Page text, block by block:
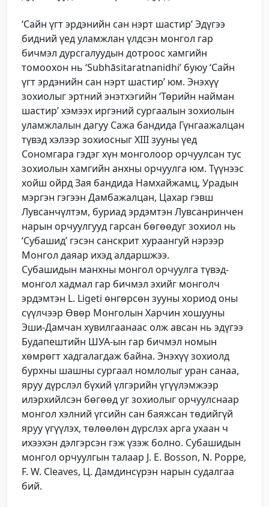
‘Сайн үгт эрдэнийн сан нэрт шастир’ Эдүгээ
бидний үед уламжлан үлдсэн монгол гар
бичмэл дурсгалуудын дотроос хамгийн
томоохон нь ‘Subhāsitaratnanidhi’ буюу ‘Сайн
үгт эрдэнийн сан нэрт шастир’ юм. Энэхүү
зохиолыг эртний энэтхэгийн ‘Төрийн найман
шастир’ хэмээх иргэний сургаалын зохиолын
уламжлалын дагуу Сажа бандида Гүнгаажалцан
түвэд хэлээр зохиосныг XIII зууны үед
Сономгара гэдэг хүн монголоор орчуулсан тус
зохиолын хамгийн анхны орчуулга юм. Түүнээс
хойш ойрд Зая бандида Намхайжамц, Урадын
мэргэн гэгээн Дамбажалцан, Цахар гэвш
Лувсанчүлтэм, буриад эрдэмтэн Лувсанринчен
нарын орчуулгууд гарсан бөгөөдуг зохиол нь
‘Субашид’ гэсэн санскрит хураангуй нэрээр
Монгол даяар ихэд алдаршжээ.
Субашидын манхны монгол орчуулга түвэд-
монгол хадмал гар бичмэл эхийг монголч
эрдэмтэн L. Ligeti өнгөрсөн зууны хориод оны
сүүлчээр Өвөр Монголын Харчин хошууны
Эши-Дамчан хувилгаанаас олж авсан нь эдүгээ
Будапештийн ШУА-ын гар бичмэл номын
хөмрөгт хадгалагдаж байна. Энэхүү зохиолд
бурхны шашны сургаал номлолыг уран санаа,
яруу дүрслэл бүхий үлгэрийн үгүүлэмжээр
илэрхийлсэн бөгөөд уг зохиолыг орчуулснаар
монгол хэлний үгсийн сан баяжсан төдийгүй
яруу үгүүлэх, төлөөлөн дүрслэх арга ухаан ч
ихээхэн дэлгэрсэн гэж үзэж болно. Субашидын
монгол орчуулгын талаар J. E. Bosson, N. Poppe,
F. W. Cleaves, Ц. Дамдинсүрэн нарын судалгаа
бий.